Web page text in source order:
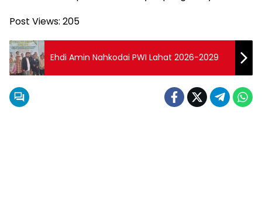
Post Views: 205
Ehdi Amin Nahkodai PWI Lahat 2026-2029